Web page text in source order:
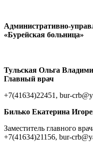
Административно-
«Бурейская больница»
Тульская Ольга
Главный врач
+7(41634)22451, bur-
Билько Екатерина
Заместитель главного
+7(41634)21156, bur-